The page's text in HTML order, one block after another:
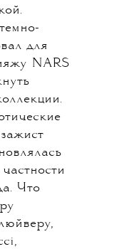
для
NARS
Что